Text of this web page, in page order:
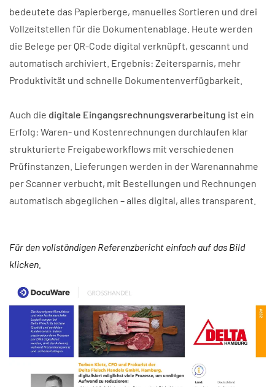
bedeutete das Papierberge, manuelles Sortieren und drei
Vollzeitstellen für die Dokumentenablage. Heute werden
die Belege per QR-Code digital verknüpft, gescannt und
automatisch archiviert. Ergebnis: Zeitersparnis, mehr
Produktivität und schnelle Dokumentenverfügbarkeit.
Auch die digitale Eingangsrechnungsverarbeitung ist ein
Erfolg: Waren- und Kostenrechnungen durchlaufen klar
strukturierte Freigabeworkflows mit verschiedenen
Prüfinstanzen. Lieferungen werden in der Warenannahme
per Scanner verbucht, mit Bestellungen und Rechnungen
automatisch abgeglichen – alles digital, alles transparent.
Für den vollständigen Referenzbericht einfach auf das Bild
klicken.